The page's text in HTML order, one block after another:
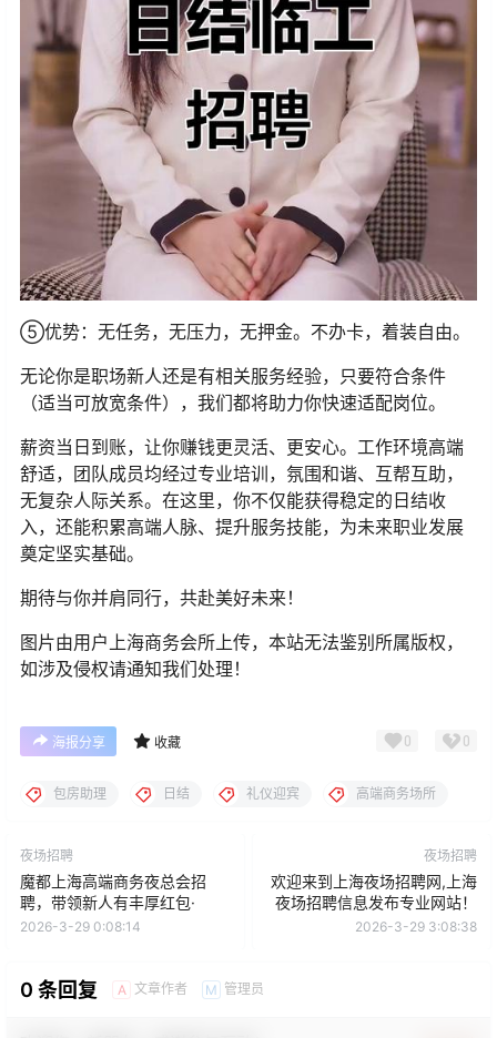
⑤优势：无任务，无压力，无押金。不办卡，着装自由。
无论你是职场新人还是有相关服务经验，只要符合条件
（适当可放宽条件），我们都将助力你快速适配岗位。
薪资当日到账，让你赚钱更灵活、更安心。工作环境高端
舒适，团队成员均经过专业培训，氛围和谐、互帮互助，
无复杂人际关系。在这里，你不仅能获得稳定的日结收
入，还能积累高端人脉、提升服务技能，为未来职业发展
奠定坚实基础。
期待与你并肩同行，共赴美好未来！
图片由用户上海商务会所上传，本站无法鉴别所属版权，
如涉及侵权请通知我们处理！
海报分享 收藏 0 0
包房助理 日结 礼仪迎宾 高端商务场所
夜场招聘
魔都上海高端商务夜总会招
聘，带领新人有丰厚红包·
2026-3-29 0:08:14
夜场招聘
欢迎来到上海夜场招聘网,上海
夜场招聘信息发布专业网站！
2026-3-29 3:08:38
0 条回复 A 文章作者 M 管理员